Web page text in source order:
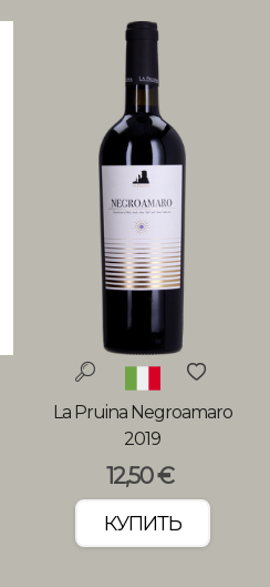
La Pruina Negroamaro
2019
12,50 €
КУПИТЬ